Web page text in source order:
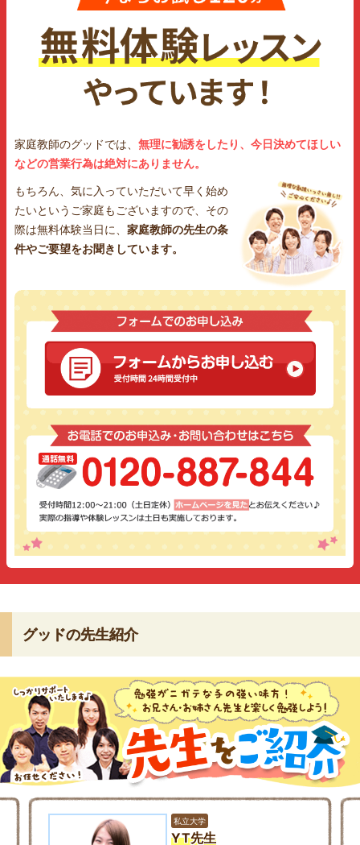
家庭教師のグッドでは、 無理に勧誘をしたり、今日決めてほしい
などの営業行為は絶対にありません。
もちろん、気に入っていただいて早く始め
たいというご家庭もございますので、その
際は無料体験当日に、 家庭教師の先生の条
件やご要望をお聞きしています。
グッドの先生紹介
私立大学
YT先生